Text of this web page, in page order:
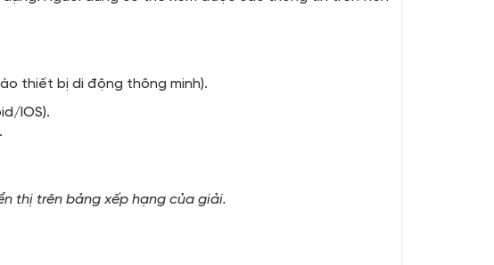
thiết bị di động thông minh).
IOS).
thị trên bảng xếp hạng của giải.